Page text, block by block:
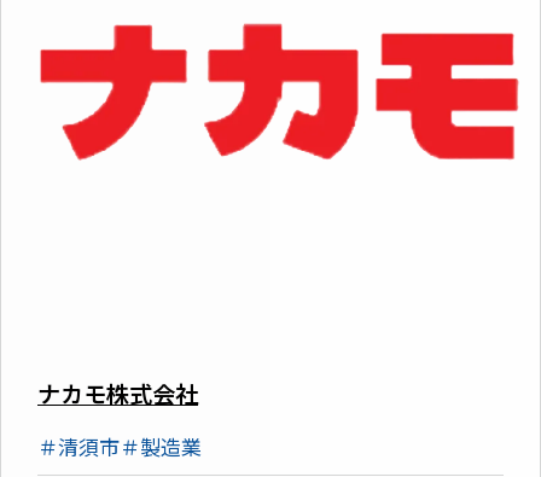
ナカモ株式会社
＃清須市＃製造業